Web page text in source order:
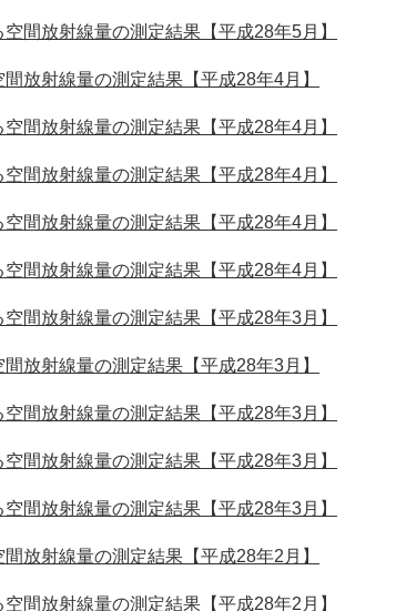
間放射線量の測定結果【平成28年5月】
放射線量の測定結果【平成28年4月】
間放射線量の測定結果【平成28年4月】
間放射線量の測定結果【平成28年4月】
間放射線量の測定結果【平成28年4月】
間放射線量の測定結果【平成28年4月】
間放射線量の測定結果【平成28年3月】
放射線量の測定結果【平成28年3月】
間放射線量の測定結果【平成28年3月】
間放射線量の測定結果【平成28年3月】
間放射線量の測定結果【平成28年3月】
放射線量の測定結果【平成28年2月】
間放射線量の測定結果【平成28年2月】